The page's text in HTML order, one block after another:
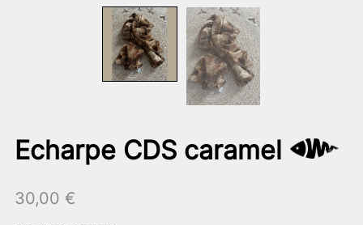
Echarpe CDS caramel
30,00 €